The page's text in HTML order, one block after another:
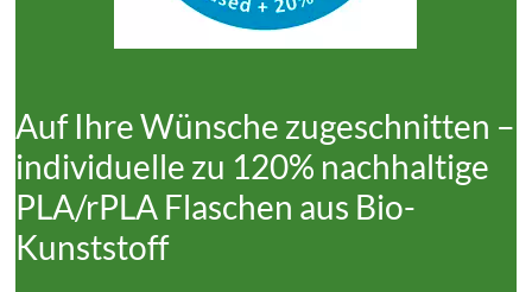
Auf Ihre Wünsche zugeschnitten –
individuelle zu 120% nachhaltige
PLA/rPLA Flaschen aus Bio-
Kunststoff